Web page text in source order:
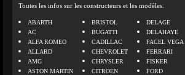
Toutes les infos sur les constructeurs et les modèles.
ABARTH
AC
ALFA ROMEO
ALLARD
AMG
ASTON MARTIN
BRISTOL
BUGATTI
CADILLAC
CHEVROLET
CHRYSLER
CITROEN
DELAGE
DELAHAYE
FACEL VEGA
FERRARI
FISKER
FORD